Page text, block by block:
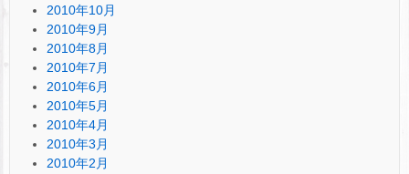
2010年10月
2010年9月
2010年8月
2010年7月
2010年6月
2010年5月
2010年4月
2010年3月
2010年2月